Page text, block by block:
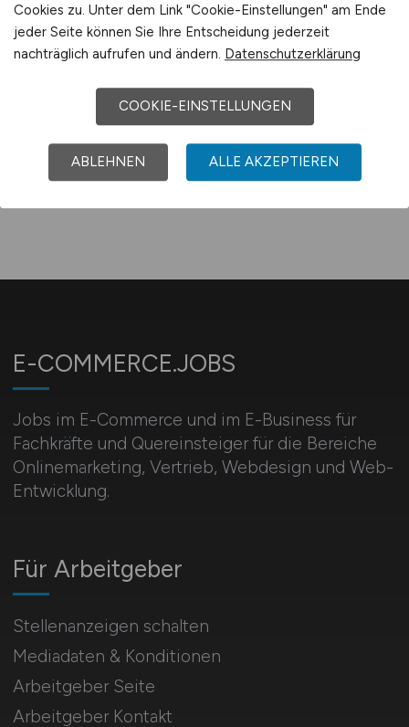
E-COMMERCE.JOBS
Jobs im E-Commerce und im E-Business für
Fachkräfte und Quereinsteiger für die Bereiche
Onlinemarketing, Vertrieb, Webdesign und Web-
Entwicklung.
Für Arbeitgeber
Stellenanzeigen schalten
Mediadaten & Konditionen
Arbeitgeber Seite
Arbeitgeber Kontakt
Cookies zu. Unter dem Link "Cookie-Einstellungen" am Ende
jeder Seite können Sie Ihre Entscheidung jederzeit
nachträglich aufrufen und ändern. Datenschutzerklärung
COOKIE-EINSTELLUNGEN
ABLEHNEN ALLE AKZEPTIEREN